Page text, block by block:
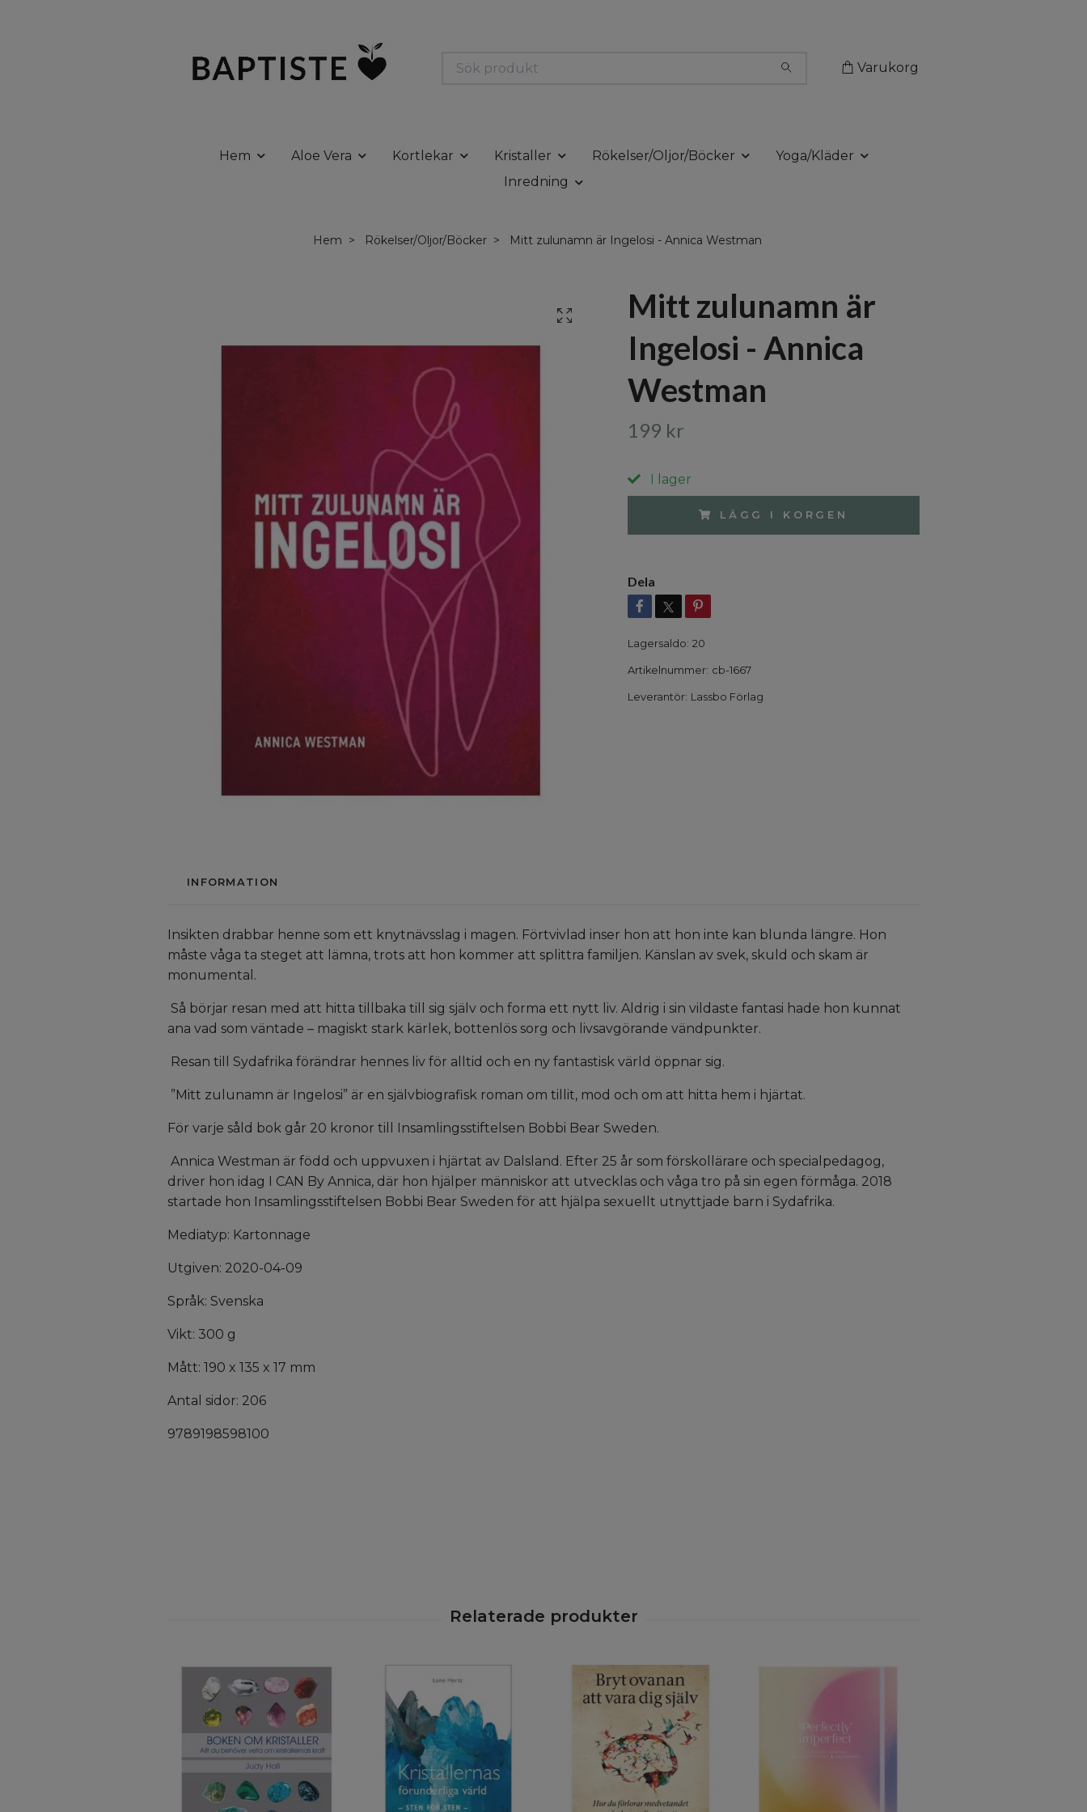
Varukorg
Hem Aloe Vera Kortlekar Kristaller Rökelser/Oljor/Böcker
Yoga/Kläder
Inredning
Hem Rökelser/Oljor/Böcker Mitt zulunamn är Ingelosi - Annica Westman
Mitt zulunamn är
Ingelosi - Annica
Westman
199 kr
I lager
LÄGG I KORGEN
Dela
Lagersaldo: 20
Artikelnummer: cb-1667
Leverantör: Lassbo Förlag
INFORMATION
Insikten drabbar henne som ett knytnävsslag i magen. Förtvivlad inser hon att hon inte kan blunda längre. Hon
måste våga ta steget att lämna, trots att hon kommer att splittra familjen. Känslan av svek, skuld och skam är
monumental.
Så börjar resan med att hitta tillbaka till sig själv och forma ett nytt liv. Aldrig i sin vildaste fantasi hade hon kunnat
ana vad som väntade – magiskt stark kärlek, bottenlös sorg och livsavgörande vändpunkter.
Resan till Sydafrika förändrar hennes liv för alltid och en ny fantastisk värld öppnar sig.
”Mitt zulunamn är Ingelosi” är en självbiografisk roman om tillit, mod och om att hitta hem i hjärtat.
För varje såld bok går 20 kronor till Insamlingsstiftelsen Bobbi Bear Sweden.
Annica Westman är född och uppvuxen i hjärtat av Dalsland. Efter 25 år som förskollärare och specialpedagog,
driver hon idag I CAN By Annica, där hon hjälper människor att utvecklas och våga tro på sin egen förmåga. 2018
startade hon Insamlingsstiftelsen Bobbi Bear Sweden för att hjälpa sexuellt utnyttjade barn i Sydafrika.
Mediatyp: Kartonnage
Utgiven: 2020-04-09
Språk: Svenska
Vikt: 300 g
Mått: 190 x 135 x 17 mm
Antal sidor: 206
9789198598100